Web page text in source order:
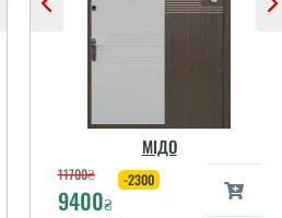
МІДО
11700₴
9400₴
-2300